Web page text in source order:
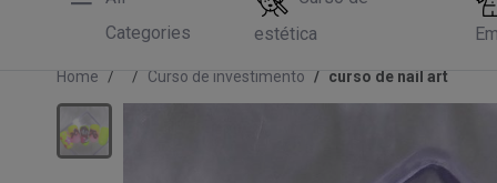
Categories
estética
Home Curso de investimento curso de nail art